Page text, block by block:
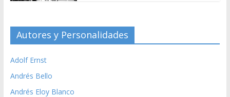
Autores y Personalidades
Adolf Ernst
Andrés Bello
Andrés Eloy Blanco